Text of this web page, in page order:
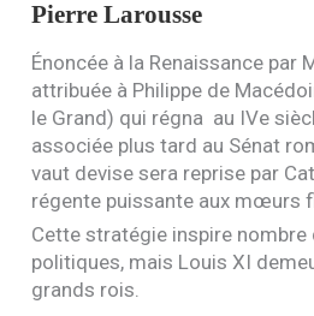
Pierre Larousse
Énoncée à la Renaissance par
attribuée à Philippe de
le Grand) qui régna au IVe
associée plus tard au Sénat
vaut devise sera reprise par
régente puissante aux mœurs
Cette stratégie inspire nombre
politiques, mais LouisXI
grands rois.